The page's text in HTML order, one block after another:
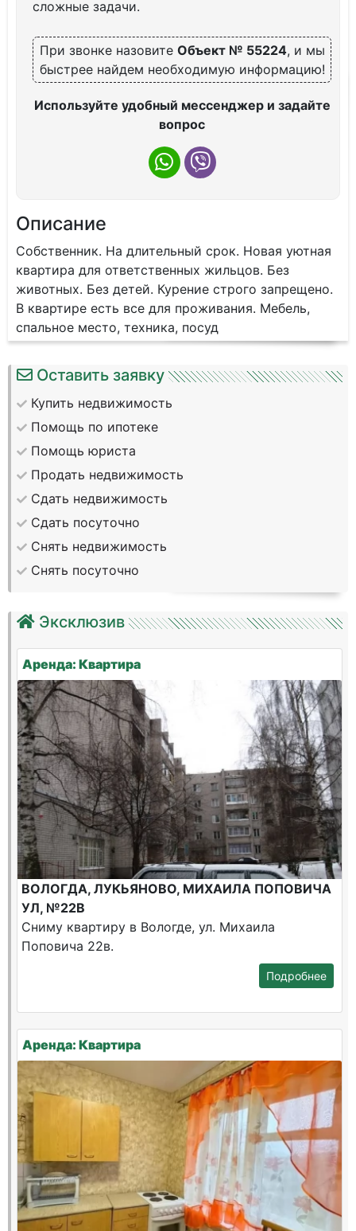
сложные задачи.
При звонке назовите Объект № 55224, и мы
быстрее найдем необходимую информацию!
Используйте удобный мессенджер и задайте
вопрос
Описание
Собственник. На длительный срок. Новая уютная
квартира для ответственных жильцов. Без
животных. Без детей. Курение строго запрещено.
В квартире есть все для проживания. Мебель,
спальное место, техника, посуд
Оставить заявку
Купить недвижимость
Помощь по ипотеке
Помощь юриста
Продать недвижимость
Сдать недвижимость
Сдать посуточно
Снять недвижимость
Снять посуточно
Эксклюзив
Аренда: Квартира
ВОЛОГДА, ЛУКЬЯНОВО, МИХАИЛА ПОПОВИЧА
УЛ, №22В
Сниму квартиру в Вологде, ул. Михаила
Поповича 22в.
Подробнее
Аренда: Квартира